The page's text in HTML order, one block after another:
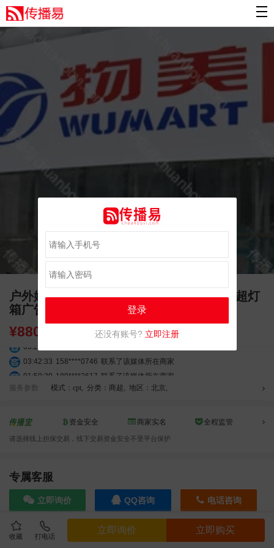
收藏 打电话
立即询价 立即购买
户外媒体 北京朝阳区北苑东店1482物美商超灯
箱广告
¥880.00
03:42:33 158****0746 联系了该媒体所在商家
01:59:39 189****2617 联系了该媒体所在商家
12:40:20 177****7961
联系了该媒体所在商家
04:16:44
181****0078
联系了该媒体所在商家
02:32:27
04:09:07 182****6963 联系了该媒体所在商家
11:44:28 130****3379
联系了该媒体所在商家
08:36:41
191****0991 联系了该媒体所在商家
05:24:34
186****8762 联系了该媒体所在商家
服务参数 模式：cpt, 分类：商超 , 地区：北京,
资金安全 商家实名 全程监管
请选择线上担保交易，线下交易资金安全不受平台保护
专属客服
立即询价 QQ咨询 电话咨询
效果截图
登录
还没有账号? 立即注册